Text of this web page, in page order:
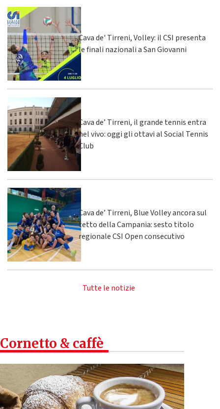
Cava de' Tirreni, Volley: il CSI presenta
le finali nazionali a San Giovanni
Cava de’ Tirreni, il grande tennis entra
nel vivo: oggi gli ottavi al Social Tennis
Club
Cava de’ Tirreni, Blue Volley ancora sul
tetto della Campania: sesto titolo
regionale CSI Open consecutivo
Tutte le notizie
Cornetto & caffè